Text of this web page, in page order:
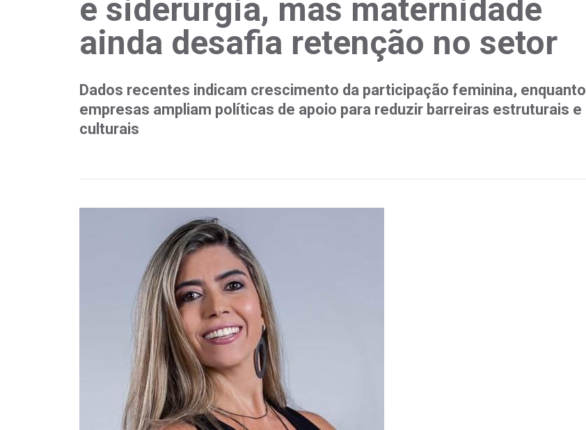
e siderurgia, mas maternidade
ainda desafia retenção no setor
Dados recentes indicam crescimento da participação feminina, enquanto
empresas ampliam políticas de apoio para reduzir barreiras estruturais e
culturais